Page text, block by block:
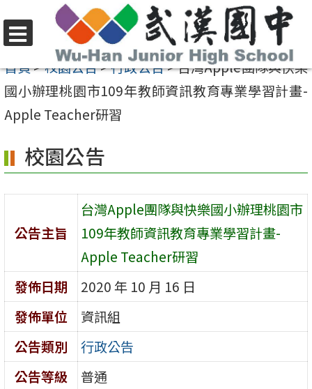
至
要
內
區
選
單
首頁>校園公告>行政公告>台灣Apple團隊與快樂
國小辦理桃園市109年教師資訊教育專業學習計畫-
Apple Teacher研習
校園公告
公告主旨
台灣Apple團隊與快樂國小辦理桃園市
109年教師資訊教育專業學習計畫-
Apple Teacher研習
發佈日期
2020 年 10 月 16 日
發佈單位
資訊組
公告類別
行政公告
公告等級
普通